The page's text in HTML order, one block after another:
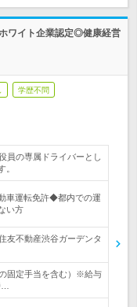
ワイト企業認定◎健康経営
学歴不問
員の専属ドライバーとし
。
車運転免許◆都内での運
い方
友不動産渋谷ガーデンタ
固定手当を含む）※給与